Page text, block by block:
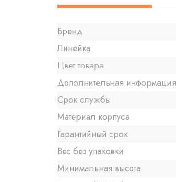
Бренд
Линейка
Цвет товара
Дополнительная информация
Срок службы
Материал корпуса
Гарантийный срок
Вес без упаковки
Минимальная высота